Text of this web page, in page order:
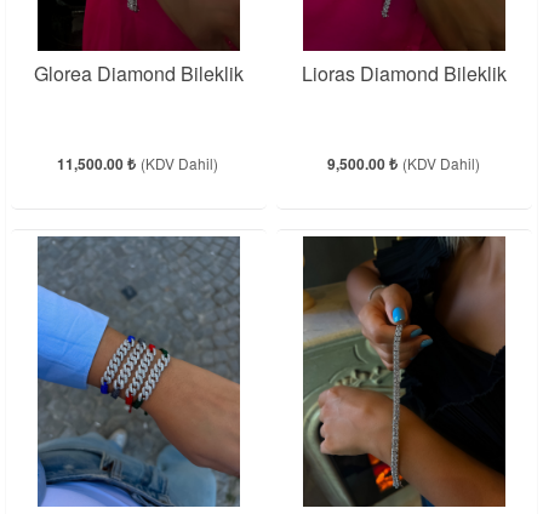
Glorea Diamond Bileklik
11,500.00 ₺ (KDV Dahil)
Lioras Diamond Bileklik
9,500.00 ₺ (KDV Dahil)